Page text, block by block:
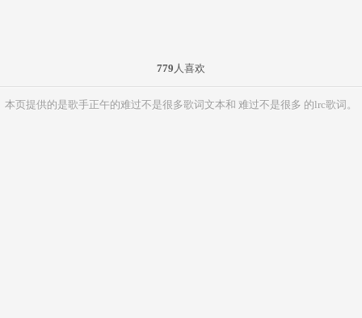
779 人喜欢
本页提供的是歌手正午的难过不是很多歌词文本和 难过不是很多 的lrc歌词。